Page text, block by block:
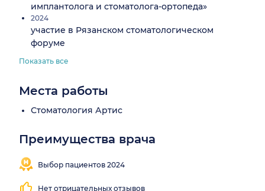
имплантолога и стоматолога-ортопеда»
2024
участие в Рязанском стоматологическом
форуме
Показать все
Места работы
Стоматология Артис
Преимущества врача
Выбор пациентов 2024
Нет отрицательных отзывов